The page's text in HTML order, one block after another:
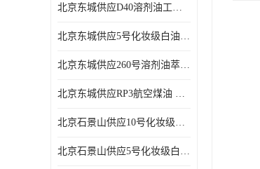
北京东城供应D40溶剂油工业金属清洗
北京东城供应5号化妆级白油钻井液润滑剂
北京东城供应260号溶剂油萃取溶剂油金属萃取剂
北京东城供应RP3航空煤油 高含量国标工业级航空煤油燃料油 无色透明
北京石景山供应10号化妆级白油高精密机械润滑油
北京石景山供应5号化妆级白油缝纫机油 设备润滑油